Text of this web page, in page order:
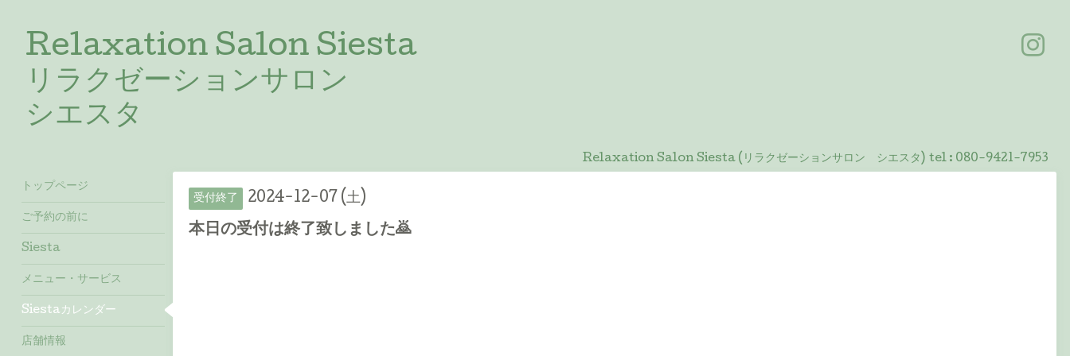
Relaxation Salon Siesta
リラクゼーションサロン
シエスタ
Relaxation Salon Siesta (リラクゼーションサロン シエスタ) tel : 080-9421-7953
受付終了 2024-12-07 (土)
本日の受付は終了致しました🙇
トップページ
ご予約の前に
Siesta
メニュー・サービス
Siestaカレンダー
店舗情報